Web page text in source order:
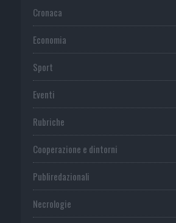
Cronaca
Economia
Sport
Eventi
Rubriche
Cooperazione e dintorni
Publiredazionali
Necrologie